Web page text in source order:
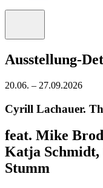
Ausstellung-
20.06. – 27.09.2026
Cyrill Lachauer.
feat. Mike
Katja
Stumm